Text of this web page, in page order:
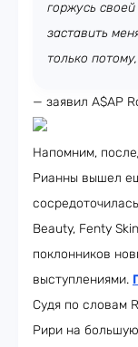
горжусь
заставить
только
— заявил A$AP
Напомним,
Рианны вышел
Beauty, Fenty
поклонников
выступлениями.
Судя по словам
Рири на